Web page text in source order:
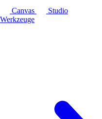
Canvas
Studio
Werkzeuge